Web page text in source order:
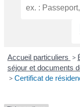
Accueil particuliers >
séjour et documents
> Certificat de